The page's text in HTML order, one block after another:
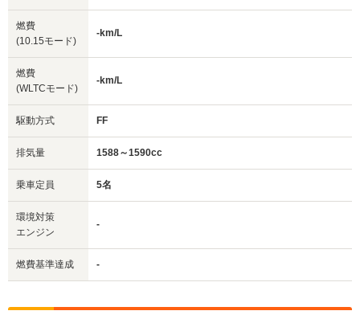
燃費
(10.15モード)
-km/L
燃費
(WLTCモード)
-km/L
駆動方式 FF
排気量 1588～1590cc
乗車定員 5名
環境対策
エンジン
-
燃費基準達成 -